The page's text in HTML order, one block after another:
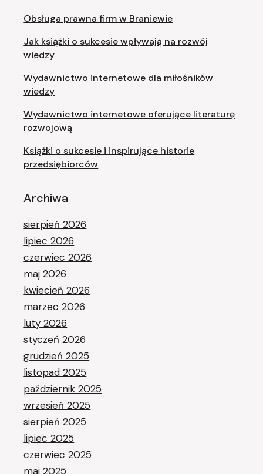
Obsługa prawna firm w Braniewie
Jak książki o sukcesie wpływają na rozwój
wiedzy
Wydawnictwo internetowe dla miłośników
wiedzy
Wydawnictwo internetowe oferujące literaturę
rozwojową
Książki o sukcesie i inspirujące historie
przedsiębiorców
Archiwa
sierpień 2026
lipiec 2026
czerwiec 2026
maj 2026
kwiecień 2026
marzec 2026
luty 2026
styczeń 2026
grudzień 2025
listopad 2025
październik 2025
wrzesień 2025
sierpień 2025
lipiec 2025
czerwiec 2025
maj 2025